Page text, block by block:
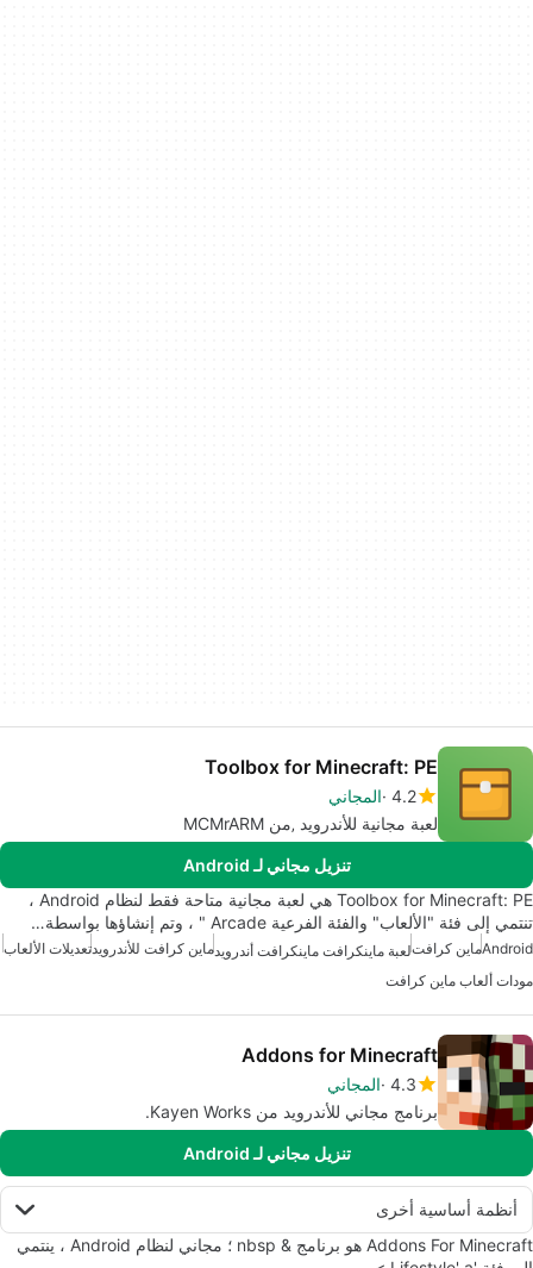
Toolbox for Minecraft: PE
4.2 المجاني
لعبة مجانية للأندرويد ‚من MCMrARM
تنزيل مجاني لـ Android
Toolbox for Minecraft: PE هي لعبة مجانية متاحة فقط لنظام Android ،
تنتمي إلى فئة "الألعاب" والفئة الفرعية Arcade " ، وتم إنشاؤها بواسطة…
Androidماين كرافتلعبة ماينكرافت ماينكرافت أندرويدماين كرافت للأندرويدتعديلات الألعاب
مودات ألعاب ماين كرافت
Addons for Minecraft
4.3 المجاني
برنامج مجاني للأندرويد من Kayen Works.
تنزيل مجاني لـ Android
أنظمة أساسية أخرى
Addons For Minecraft هو برنامج & nbsp ؛ مجاني لنظام Android ، ينتمي